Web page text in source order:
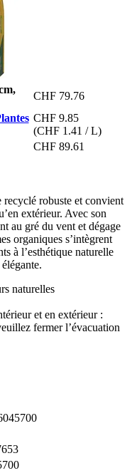
CHF 79.76
CHF 9.85
(CHF 1.41 / L)
CHF 89.61
robuste et convient
extérieur. Avec son
au gré du vent et dégage
organiques s’intègrent
à l’esthétique naturelle
naturelles
et en extérieur :
fermer l’évacuation